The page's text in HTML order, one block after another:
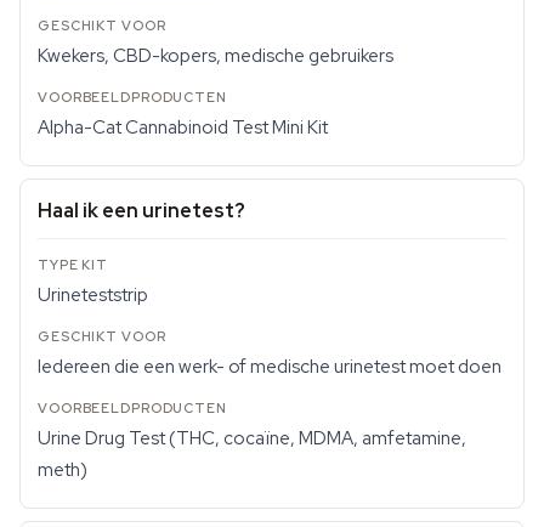
Kwekers, CBD-kopers, medische gebruikers
Alpha-Cat Cannabinoid Test Mini Kit
Haal ik een urinetest?
Urineteststrip
Iedereen die een werk- of medische urinetest moet doen
Urine Drug Test (THC, cocaïne, MDMA, amfetamine,
meth)